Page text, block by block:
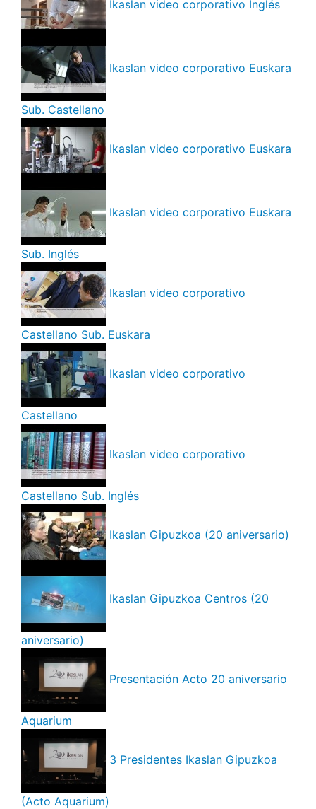
Ikaslan video corporativo Inglés
Ikaslan video corporativo Euskara
Sub. Castellano
Ikaslan video corporativo Euskara
Ikaslan video corporativo Euskara
Sub. Inglés
Ikaslan video corporativo
Castellano Sub. Euskara
Ikaslan video corporativo
Castellano
Ikaslan video corporativo
Castellano Sub. Inglés
Ikaslan Gipuzkoa (20 aniversario)
Ikaslan Gipuzkoa Centros (20
aniversario)
Presentación Acto 20 aniversario
Aquarium
3 Presidentes Ikaslan Gipuzkoa
(Acto Aquarium)